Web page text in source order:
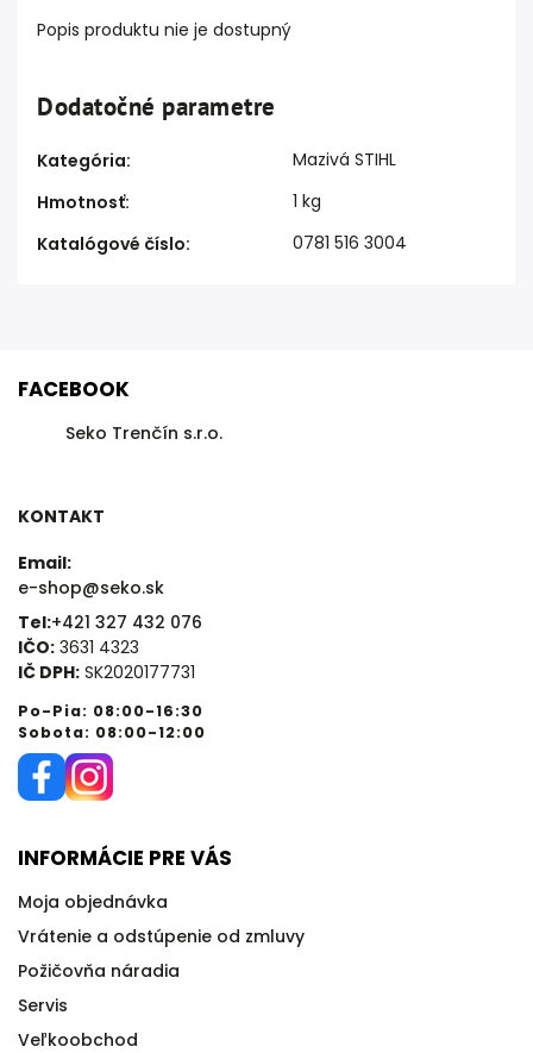
Popis produktu nie je dostupný
Dodatočné parametre
Kategória:
Mazivá STIHL
Hmotnosť:
1 kg
Katalógové číslo: 0781 516 3004
FACEBOOK
Seko Trenčín s.r.o.
KONTAKT
Email:
e-shop@seko.sk
Tel:+421 327 432 076
IČO: 3631 4323
IČ DPH: SK2020177731
Po-Pia: 08:00-16:30
Sobota: 08:00-12:00
INFORMÁCIE PRE VÁS
Moja objednávka
Vrátenie a odstúpenie od zmluvy
Požičovňa náradia
Servis
Veľkoobchod